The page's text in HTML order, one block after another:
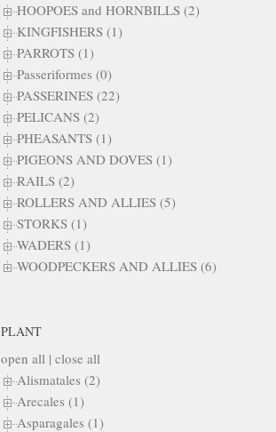
HOOPOES and HORNBILLS (2)
KINGFISHERS (1)
PARROTS (1)
Passeriformes (0)
PASSERINES (22)
PELICANS (2)
PHEASANTS (1)
PIGEONS AND DOVES (1)
RAILS (2)
ROLLERS AND ALLIES (5)
STORKS (1)
WADERS (1)
WOODPECKERS AND ALLIES (6)
PLANT
open all | close all
Alismatales (2)
Arecales (1)
Asparagales (1)